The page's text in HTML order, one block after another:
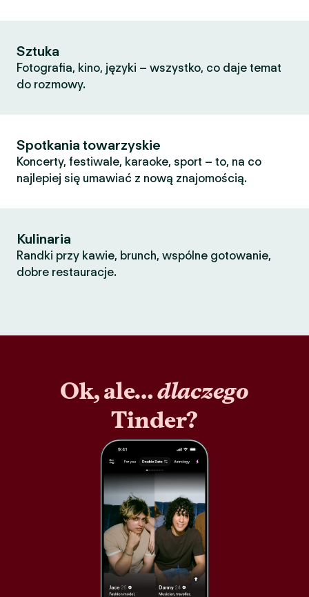
Sztuka
Fotografia, kino, języki – wszystko, co daje temat
do rozmowy.
Spotkania towarzyskie
Koncerty, festiwale, karaoke, sport – to, na co
najlepiej się umawiać z nową znajomością.
Kulinaria
Randki przy kawie, brunch, wspólne gotowanie,
dobre restauracje.
Ok, ale…dlaczego
Tinder?